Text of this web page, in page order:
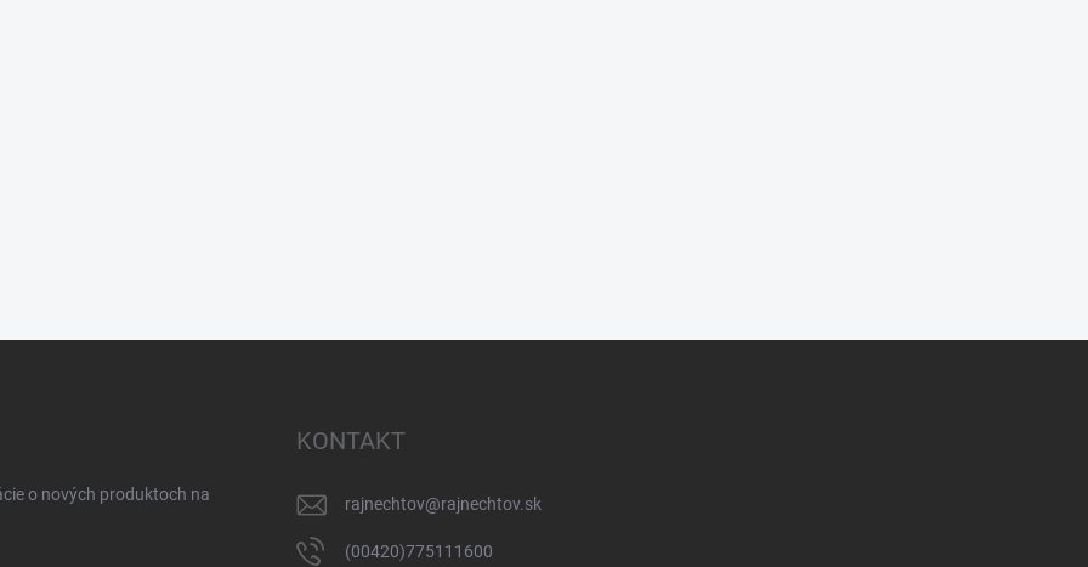
o nových produktoch na
KONTAKT
rajnechtov@rajnechtov.sk
(00420)775111600